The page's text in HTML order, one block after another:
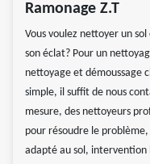
Ramonage Z.T
Vous voulez nettoyer un
son éclat? Pour un
nettoyage et démoussage
simple, il suffit de nous
mesure, des nettoyeurs
pour résoudre le
adapté au sol, intervention